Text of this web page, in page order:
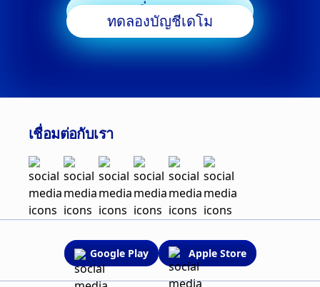
เริ่มเทรด
ทดลองบัญชีเดโม
เชื่อมต่อกับเรา
Google Play Apple Store